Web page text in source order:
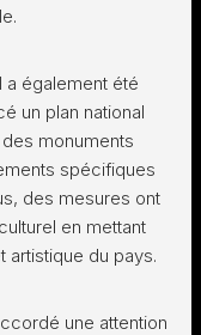
a également été
un plan national
monuments
spécifiques
des mesures ont
en mettant
artistique du pays.
une attention